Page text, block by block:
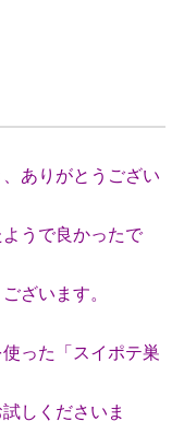
ありがとうござい
うで良かったで
ざいます。
った「スイポテ巣
しくださいま